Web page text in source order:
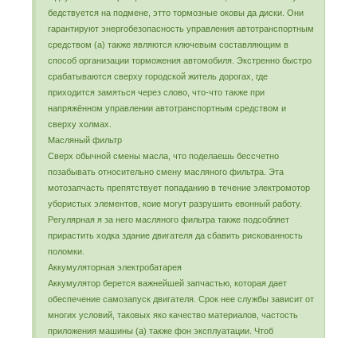
бедствуется на подмене, этто тормозные оковы да диски. Они
гарантируют энергобезопасность управления автотранспортным
средством (а) также являются ключевым составляющим в
способ организации торможения автомобиля. Экстренно быстро
срабатываются сверху городской житель дорогах, где
приходится замяться через слово, что-что также при
напряжённом управлении автотранспортным средством и
сверху холмах.
Масляный фильтр
Сверх обычной смены масла, что поделаешь бессчетно
позабывать относительно смену масляного фильтра. Эта
мотозапчасть препятствует попаданию в течение электромотор
убористых элементов, коие могут разрушить евонный работу.
Регулярная я за него масляного фильтра также подсобляет
прирастить ходка здание двигателя да сбавить рискованность
поломки.
Аккумуляторная электробатарея
Аккумулятор берется важнейшей запчастью, которая дает
обеспечение самозапуск двигателя. Срок нее службы зависит от
многих условий, таковых яко качество материалов, частость
приложения машины (а) также фон эксплуатации. Чтоб